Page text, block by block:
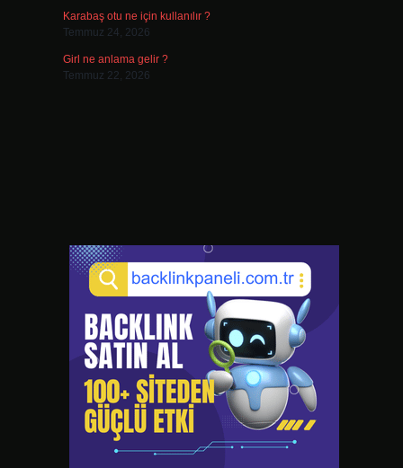
Karabaş otu ne için kullanılır ?
Temmuz 24, 2026
Girl ne anlama gelir ?
Temmuz 22, 2026